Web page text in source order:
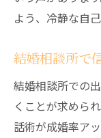
よう、冷静な自
結婚相談所で
結婚相談所での
くことが求めら
話術が成婚率ア